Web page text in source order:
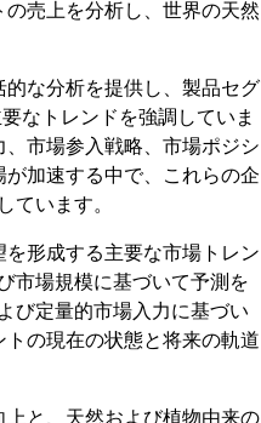
売上を分析し、世界の天然
な分析を提供し、製品セグ
なトレンドを強調していま
市場参入戦略、市場ポジシ
加速する中で、これらの企
います。
形成する主要な市場トレン
市場規模に基づいて予測を
び定量的市場入力に基づい
の現在の状態と将来の軌道
と、天然および植物由来の